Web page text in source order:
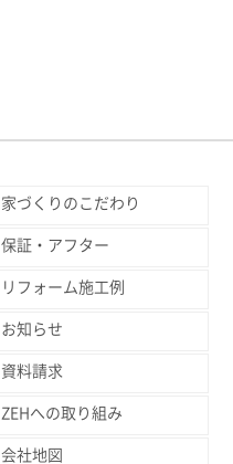
家づくりのこだわり
保証・アフター
リフォーム施工例
お知らせ
資料請求
ZEHへの取り組み
会社地図